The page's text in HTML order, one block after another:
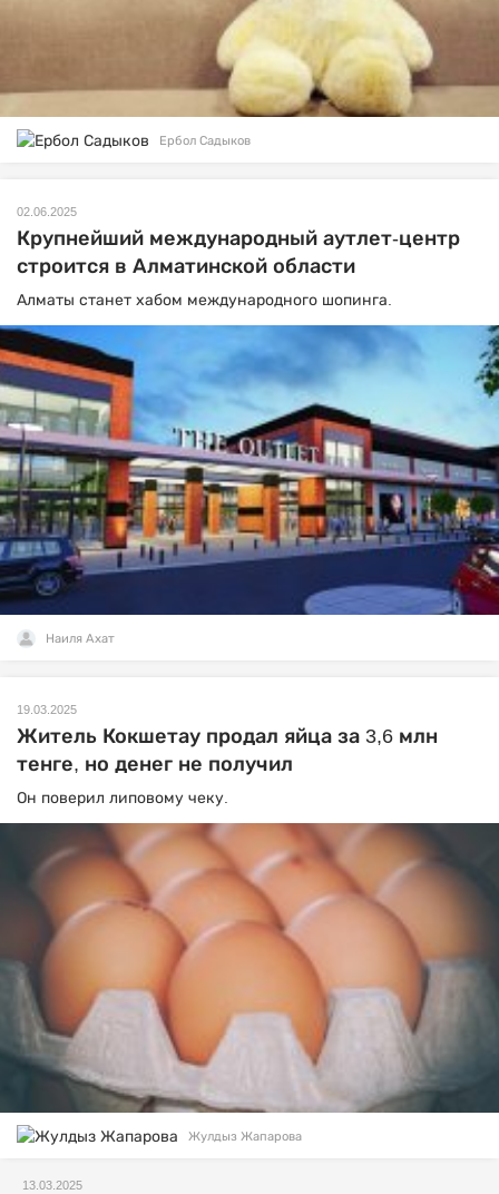
Ербол Садыков
02.06.2025
Крупнейший международный аутлет-центр
строится в Алматинской области
Алматы станет хабом международного шопинга.
Наиля Ахат
19.03.2025
Житель Кокшетау продал яйца за 3,6 млн
тенге, но денег не получил
Он поверил липовому чеку.
Жулдыз Жапарова
13.03.2025